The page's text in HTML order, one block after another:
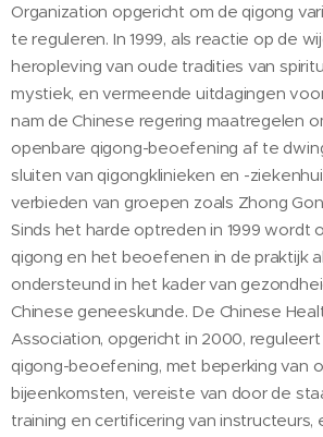
Organization opgericht om de qigong
te reguleren. In 1999, als reactie op de
heropleving van oude tradities van
mystiek, en vermeende uitdagingen
nam de Chinese regering maatregelen
openbare qigong-beoefening af te
sluiten van qigongklinieken en -
verbieden van groepen zoals Zhong
Sinds het harde optreden in 1999 wordt
qigong en het beoefenen in de praktijk
ondersteund in het kader van
Chinese geneeskunde. De Chinese
Association, opgericht in 2000,
qigong-beoefening, met beperking van
bijeenkomsten, vereiste van door de
training en certificering van instructeurs,